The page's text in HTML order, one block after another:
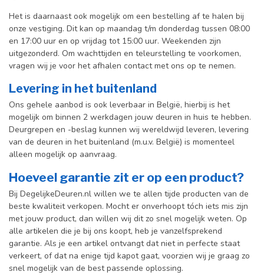
Het is daarnaast ook mogelijk om een bestelling af te halen bij
onze vestiging. Dit kan op maandag t/m donderdag tussen 08:00
en 17:00 uur en op vrijdag tot 15:00 uur. Weekenden zijn
uitgezonderd. Om wachttijden en teleurstelling te voorkomen,
vragen wij je voor het afhalen contact met ons op te nemen.
Levering in het buitenland
Ons gehele aanbod is ook leverbaar in België, hierbij is het
mogelijk om binnen 2 werkdagen jouw deuren in huis te hebben.
Deurgrepen en -beslag kunnen wij wereldwijd leveren, levering
van de deuren in het buitenland (m.u.v. België) is momenteel
alleen mogelijk op aanvraag.
Hoeveel garantie zit er op een product?
Bij DegelijkeDeuren.nl willen we te allen tijde producten van de
beste kwaliteit verkopen. Mocht er onverhoopt tóch iets mis zijn
met jouw product, dan willen wij dit zo snel mogelijk weten. Op
alle artikelen die je bij ons koopt, heb je vanzelfsprekend
garantie. Als je een artikel ontvangt dat niet in perfecte staat
verkeert, of dat na enige tijd kapot gaat, voorzien wij je graag zo
snel mogelijk van de best passende oplossing.